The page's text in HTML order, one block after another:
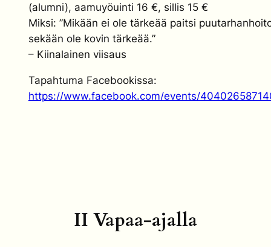
(alumni), aamuyöuinti 16 €, sillis 15 €
Miksi: ”Mikään ei ole tärkeää paitsi
sekään ole kovin tärkeää.”
– Kiinalainen viisaus
Tapahtuma Facebookissa:
https://www.facebook.com/events/
II Vapaa-ajalla